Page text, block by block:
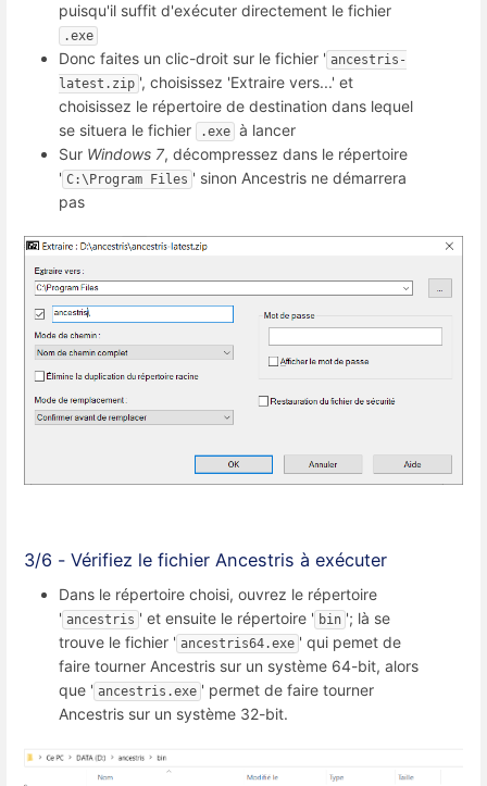
puisqu'il suffit d'exécuter directement le fichier
.exe
Donc faites un clic-droit sur le fichier ' ancestris-
latest.zip ', choisissez 'Extraire vers...' et
choisissez le répertoire de destination dans lequel
se situera le fichier
.exe à lancer
Sur Windows 7, décompressez dans le répertoire
' C:\Program Files ' sinon Ancestris ne démarrera
pas
3/6 - Vérifiez le fichier Ancestris à exécuter
Dans le répertoire choisi, ouvrez le répertoire
' ancestris ' et ensuite le répertoire ' bin '; là se
trouve le fichier ' ancestris64.exe ' qui pemet de
faire tourner Ancestris sur un système 64-bit, alors
que ' ancestris.exe ' permet de faire tourner
Ancestris sur un système 32-bit.